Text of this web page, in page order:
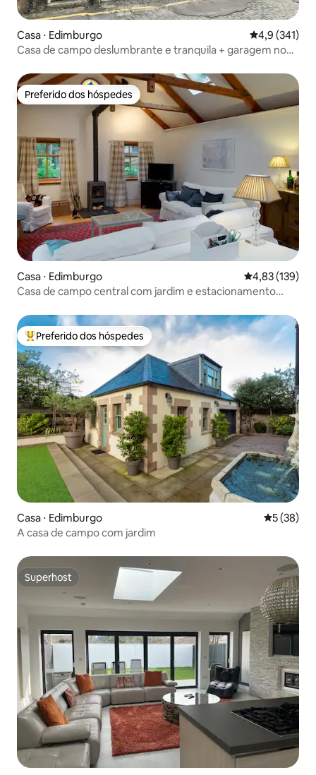
Casa ⋅ Edimburgo 4,9 de uma
4,9 (341)
Casa de campo deslumbrante e tranquila + garagem no
Preferido dos hóspedes
Preferido dos hóspedes
Casa ⋅ Edimburgo 4,83 de uma
4,83 (139)
Casa de campo central com jardim e estacionamento
Entre os melhores preferidos dos hóspedes
Preferido dos hóspedes
Casa ⋅ Edimburgo 5 de uma
5 (38)
A casa de campo com jardim
Superhost
Superhost